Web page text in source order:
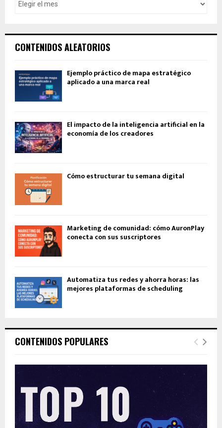
CONTENIDOS ALEATORIOS
Ejemplo práctico de mapa estratégico
aplicado a una marca real
El impacto de la inteligencia artificial en la
economía de los creadores
Cómo estructurar tu semana digital
Marketing de comunidad: cómo AuronPlay
conecta con sus suscriptores
Automatiza tus redes y ahorra horas: las
mejores plataformas de scheduling
CONTENIDOS POPULARES